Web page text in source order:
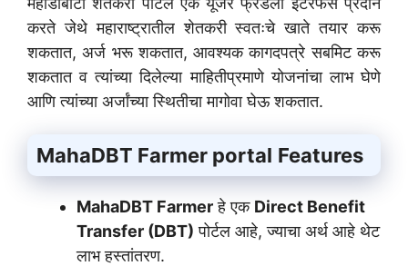
करते जेथे महाराष्ट्रातील शेतकरी स्वतःचे खाते तयार करू
शकतात, अर्ज भरू शकतात, आवश्यक कागदपत्रे सबमिट करू
शकतात व त्यांच्या दिलेल्या माहितीप्रमाणे योजनांचा लाभ घेणे
आणि त्यांच्या अर्जांच्या स्थितीचा मागोवा घेऊ शकतात.
MahaDBT Farmer portal Features
MahaDBT Farmerहे एक Direct Benefit
Transfer (DBT) पोर्टल आहे, ज्याचा अर्थ आहे थेट
लाभ हस्तांतरण.